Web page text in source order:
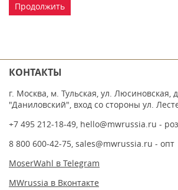
Продолжить
КОНТАКТЫ
г. Москва, м. Тульская, ул. Люсиновская,
"Даниловский", вход со стороны ул.
+7 495 212-18-49, hello@mwrussia.ru -
8 800 600-42-75, sales@mwrussia.ru - опт
MoserWahl в Telegram
MWrussia в Вконтакте